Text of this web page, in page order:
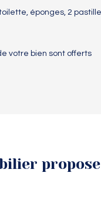
éponges, 2
votre bien sont offerts